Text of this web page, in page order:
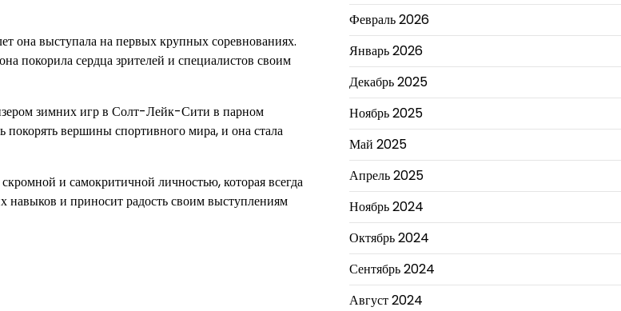
она выступала на первых крупных соревнованиях.
покорила сердца зрителей и специалистов своим
зимних игр в Солт-Лейк-Сити в парном
покорять вершины спортивного мира, и она стала
скромной и самокритичной личностью, которая всегда
навыков и приносит радость своим выступлениям
Февраль 2026
Январь 2026
Декабрь 2025
Ноябрь 2025
Май 2025
Апрель 2025
Ноябрь 2024
Октябрь 2024
Сентябрь 2024
Август 2024